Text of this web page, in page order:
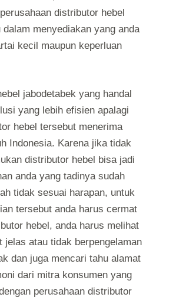
distributor hebel
dalam menyediakan yang anda
kecil maupun keperluan
jabodetabek yang handal
yang lebih efisien apalagi
hebel tersebut menerima
Indonesia. Karena jika tidak
distributor hebel bisa jadi
anda yang tadinya sudah
tidak sesuai harapan, untuk
tersebut anda harus cermat
hebel, anda harus melihat
jelas atau tidak berpengelaman
dan juga mencari tahu alamat
dari mitra konsumen yang
perusahaan distributor